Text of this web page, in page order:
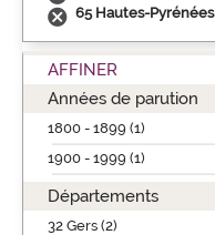
65 Hautes-Pyrénées
AFFINER
Années de parution
1800 - 1899 (1)
1900 - 1999 (1)
Départements
32 Gers (2)